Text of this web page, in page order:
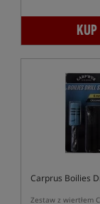
KUP
Carprus Boilies